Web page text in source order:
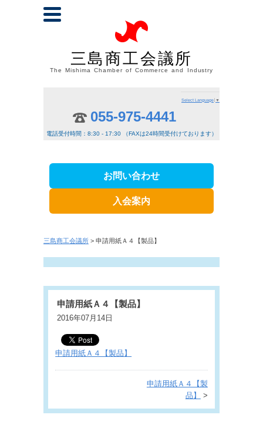
三島商工会議所
The Mishima Chamber of Commerce and Industry
Select Language ▼
055-975-4441
電話受付時間：8:30 - 17:30 （FAXは24時間受付けております）
お問い合わせ
入会案内
三島商工会議所 > 申請用紙Ａ４【製品】
申請用紙Ａ４【製品】
2016年07月14日
申請用紙Ａ４【製品】
申請用紙Ａ４【製
品】
>